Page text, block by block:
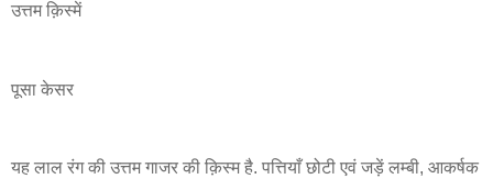
उत्तम क़िस्में
पूसा केसर
यह लाल रंग की उत्तम गाजर की क़िस्म है. पत्तियाँ छोटी एवं जड़ें लम्बी, आकर्षक